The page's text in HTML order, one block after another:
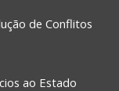
de Conflitos
ao Estado